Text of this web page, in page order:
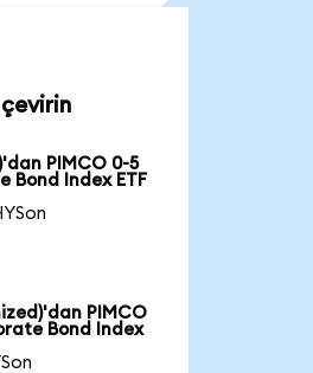
PIMCO 0-5
Bond Index ETF
PIMCO
Bond Index